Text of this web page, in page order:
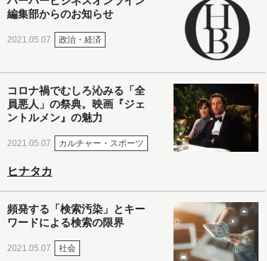
編集部からのお知らせ
2021.05.07 政治・経済
コロナ禍でむしろ沁みる「全
員悪人」の祭典。映画『ジェ
ントルメン』の魅力
2021.05.07 カルチャー・スポーツ
ヒナタカ
頻発する「検索汚染」とキー
ワードによる検索の限界
2021.05.07 社会